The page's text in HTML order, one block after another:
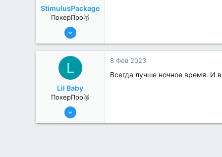
StimulusPackage
ПокерПро🥇
25 Июл 2022
2
L
Lil Baby
ПокерПро🥈
8 Июн 2022
8 Фев 2023
Всегда лучше ночное время. И